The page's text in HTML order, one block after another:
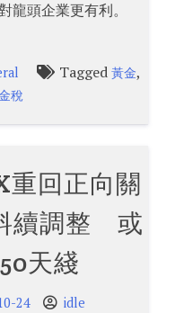
龍頭企業更有利。
Tagged黃金,
稅
回正向關
續調整 或
天綫
24 idle